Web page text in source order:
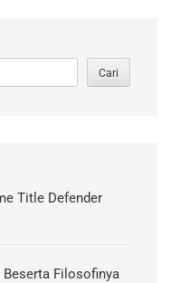
Cari
Title Defender
Beserta Filosofinya